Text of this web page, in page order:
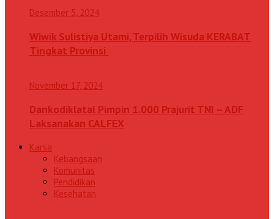
Desember 5, 2024
Wiwik Sulistiya Utami, Terpilih Wisuda KERABAT
Tingkat Provinsi
November 17, 2024
Dankodiklatal Pimpin 1.000 Prajurit TNI – ADF
Laksanakan CALFEX
Karsa
Kebangsaan
Komunitas
Pendidikan
Kesehatan